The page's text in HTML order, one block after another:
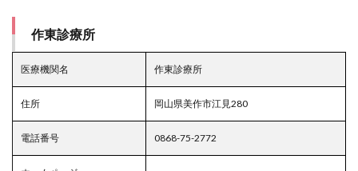
作東診療所
医療機関名 作東診療所
住所 岡山県美作市江見280
電話番号 0868-75-2772